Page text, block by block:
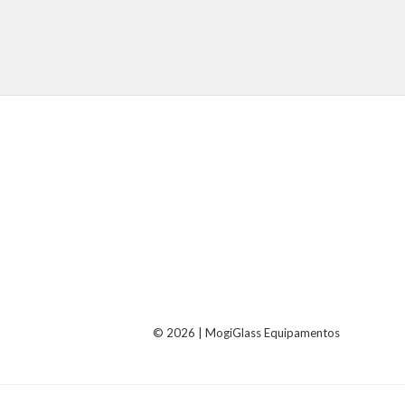
© 2026 | MogiGlass Equipamentos